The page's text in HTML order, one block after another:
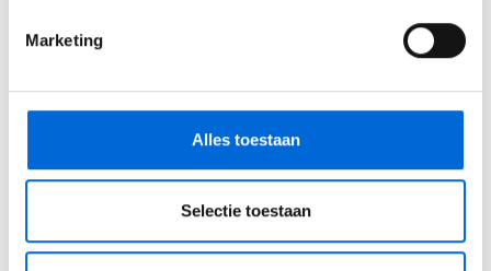
Marketing
Alles toestaan
Selectie toestaan